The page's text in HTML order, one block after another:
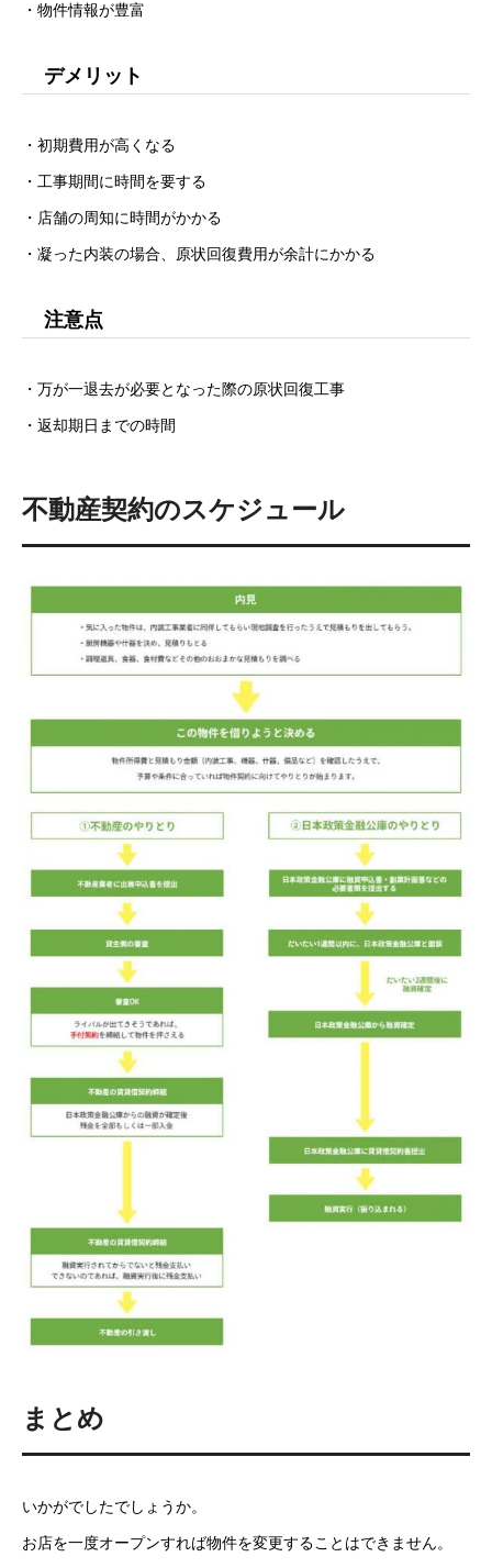
・物件情報が豊富
デメリット
・初期費用が高くなる
・工事期間に時間を要する
・店舗の周知に時間がかかる
・凝った内装の場合、原状回復費用が余計にかかる
注意点
・万が一退去が必要となった際の原状回復工事
・返却期日までの時間
不動産契約のスケジュール
まとめ
いかがでしたでしょうか。
お店を一度オープンすれば物件を変更することはできません。